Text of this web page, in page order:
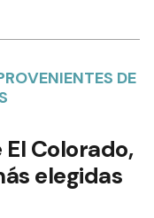
DE
Colorado,
elegidas